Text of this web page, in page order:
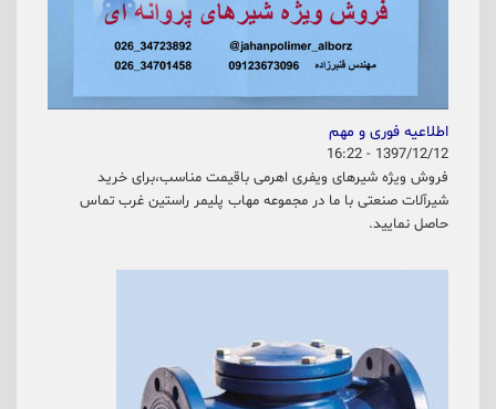
اطلاعیه فوری و مهم
1397/12/12 - 16:22
فروش ویژه شیرهای ویفری اهرمی باقیمت مناسب،برای خرید
شیرآلات صنعتی با ما در مجموعه مهاب پلیمر راستین غرب تماس
حاصل نمایید.